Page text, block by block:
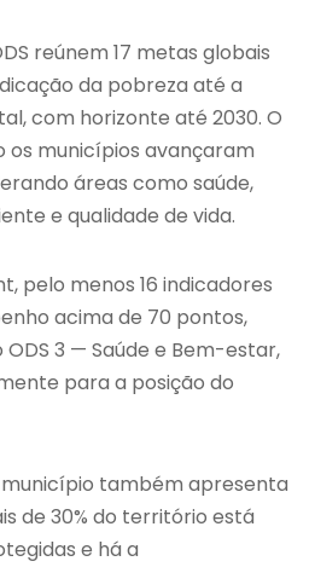
reúnem 17 metas globais
da pobreza até a
com horizonte até 2030. O
os municípios avançaram
áreas como saúde,
e qualidade de vida.
pelo menos 16 indicadores
acima de 70 pontos,
3 — Saúde e Bem-estar,
para a posição do
também apresenta
de 30% do território está
e há a